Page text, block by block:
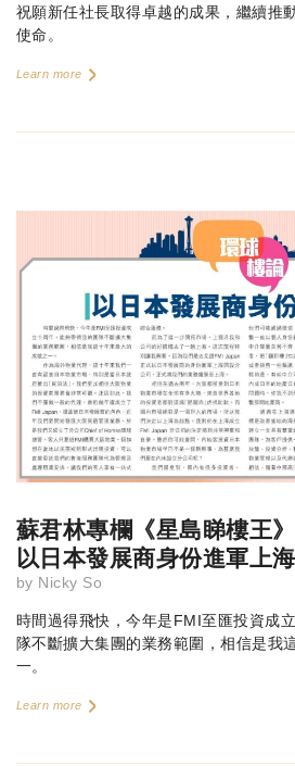
祝願新任社長取得卓越的成果，繼續推
使命。
Learn more
蘇君林專欄《星島睇樓王
以日本發展商身份進軍上海
by Nicky So
時間過得飛快，今年是FMI至匯投資成
隊不斷擴大集團的業務範圍，相信是我
一。
Learn more